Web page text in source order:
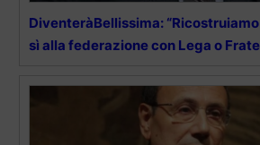
DiventeràBellissima:
sì alla federazione con Lega o